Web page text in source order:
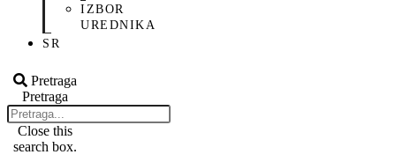
IZBOR
UREDNIKA
SR
Pretraga
Pretraga
Close this
search box.